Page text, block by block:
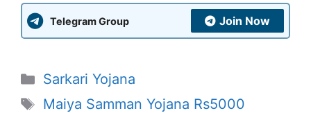
Telegram Group Join Now
Categories
Sarkari Yojana
Tags
Maiya Samman Yojana Rs5000